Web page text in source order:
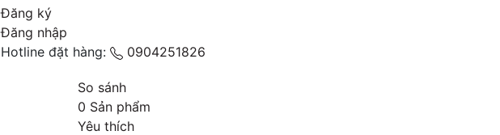
Đăng ký
Đăng nhập
Hotline đặt hàng:
0904251826
So sánh
0 Sản phẩm
Yêu thích